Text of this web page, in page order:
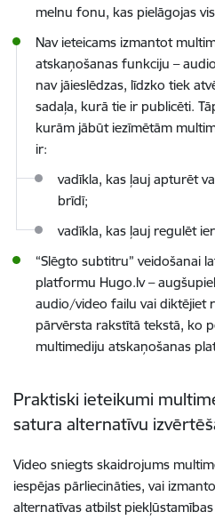
melnu fonu, kas pielāgojas
Nav ieteicams izmantot
atskaņošanas funkciju –
nav jāieslēdzas, līdzko tiek
sadaļa, kurā tie ir publicēti.
kurām jābūt iezīmētām
ir:
vadīkla, kas ļauj apturēt
brīdī;
vadīkla, kas ļauj regulēt
“Slēgto subtitru” veidošanai
platformu Hugo.lv –
audio/video failu vai diktējiet
pārvērsta rakstītā tekstā, ko
multimediju atskaņošanas
Praktiski ieteikumi
satura alternatīvu
Video sniegts skaidrojums
iespējas pārliecināties, vai
alternatīvas atbilst